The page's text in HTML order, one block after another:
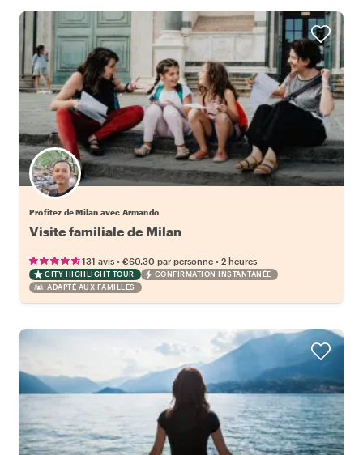
Profitez de Milan avec Armando
Visite familiale de Milan
131 avis • €60.30 par personne • 2 heures
CITY HIGHLIGHT TOUR
CONFIRMATION INSTANTANÉE
ADAPTÉ AUX FAMILLES